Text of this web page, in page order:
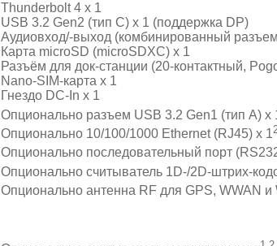
Thunderbolt 4 x 1
USB 3.2 Gen2 (тип C) x 1 (поддержка DP)
Аудиовход/-выход (комбинированный
Карта microSD (microSDXC) x 1
Разъём для док-станции (20-контактный,
Nano-SIM-карта x 1
Гнездо DC-In x 1
Опционально разъем USB 3.2 Gen1 (тип A) x
Опционально 10/100/1000 Ethernet (RJ45) x 1
Опционально последовательный порт
Опционально считыватель 1D-/2D-штрих-
Опционально антенна RF для GPS, WWAN и